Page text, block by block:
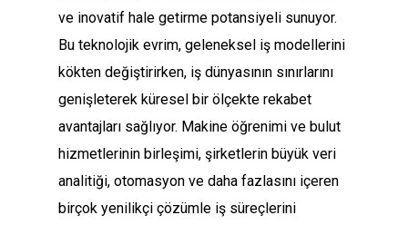
ve inovatif hale getirme potansiyeli sunuyor.
Bu teknolojik evrim, geleneksel iş modellerini
kökten değiştirirken, iş dünyasının sınırlarını
genişleterek küresel bir ölçekte rekabet
avantajları sağlıyor. Makine öğrenimi ve bulut
hizmetlerinin birleşimi, şirketlerin büyük veri
analitiği, otomasyon ve daha fazlasını içeren
birçok yenilikçi çözümle iş süreçlerini